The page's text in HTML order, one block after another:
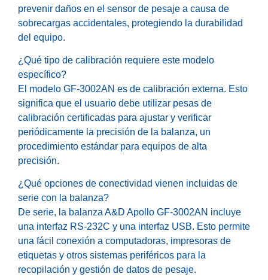
prevenir daños en el sensor de pesaje a causa de
sobrecargas accidentales, protegiendo la durabilidad
del equipo.
¿Qué tipo de calibración requiere este modelo
específico?
El modelo GF-3002AN es de calibración externa. Esto
significa que el usuario debe utilizar pesas de
calibración certificadas para ajustar y verificar
periódicamente la precisión de la balanza, un
procedimiento estándar para equipos de alta
precisión.
¿Qué opciones de conectividad vienen incluidas de
serie con la balanza?
De serie, la balanza A&D Apollo GF-3002AN incluye
una interfaz RS-232C y una interfaz USB. Esto permite
una fácil conexión a computadoras, impresoras de
etiquetas y otros sistemas periféricos para la
recopilación y gestión de datos de pesaje.